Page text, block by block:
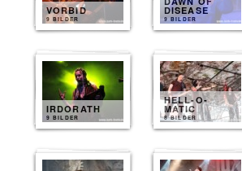
VORBID
9 BILDER
DISEASE
9 BILDER
IRDORATH
9 BILDER
HELL-O-
MATIC
8 BILDER